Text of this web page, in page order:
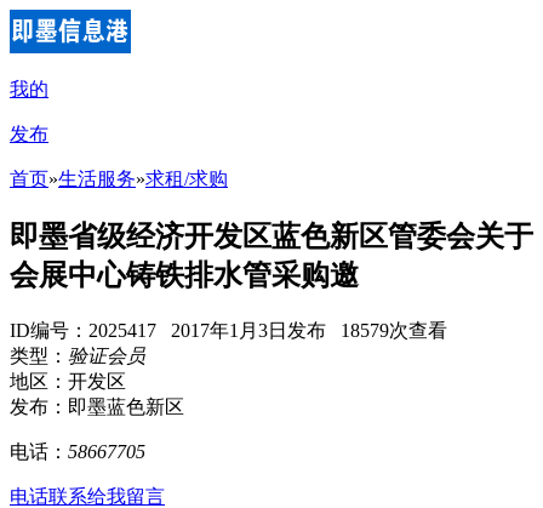
我的
发布
首页»生活服务»求租/求购
即墨省级经济开发区蓝色新区管委会关于
会展中心铸铁排水管采购邀
ID编号：2025417 2017年1月3日发布 18579次查看
类型： 验证会员
地区：开发区
发布：即墨蓝色新区
电话： 58667705
电话联系给我留言